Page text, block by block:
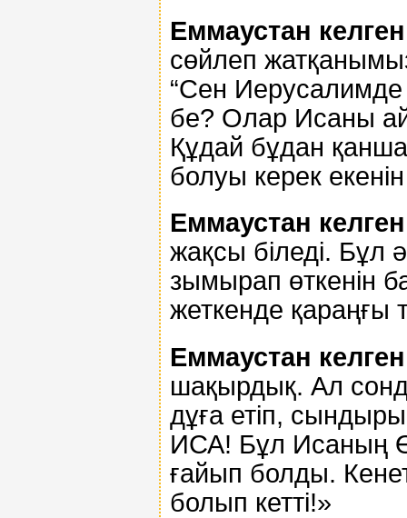
Еммаустан
сөйлеп
“Сен Иерусалимде
бе? Олар Исаны
Құдай бұдан
болуы керек екенін
Еммаустан
жақсы біледі. Бұл
зымырап өткенін
жеткенде қараңғы
Еммаустан
шақырдық. Ал
дұға етіп,
ИСА! Бұл Исаның
ғайып болды.
болып кетті!»